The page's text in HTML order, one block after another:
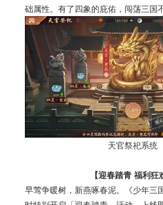
础属性。有了四象的庇佑，闯荡三国
天官祭祀系统
【迎春踏青 福利狂
早莺争暖树，新燕啄春泥。《少年三